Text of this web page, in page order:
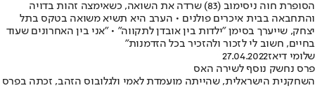
הסופרת חוה ניסימוב (83) שרדה את השואה, כשאימצה זהות בדויה
והתחבאה בבית איכרים פולנים • הערב היא תשיא משואה בטקס בתל
יצחק, שייערך בסימן "ילדות בין אובדן לתקווה" • "אני בין האחרונים שעוד
בחיים, חשוב לי לזכור ולהזכיר בכל הזדמנות"
שלומי דיאז27.04.2022
פרס נחשק נוסף לשירה האס
השחקנית הישראלית, שהייתה מועמדת לאמי ולגלובוס הזהב, זכתה בפרס